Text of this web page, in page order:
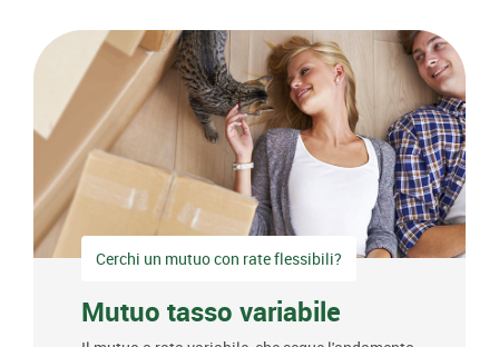
Cerchi un mutuo con rate flessibili?
Mutuo tasso variabile